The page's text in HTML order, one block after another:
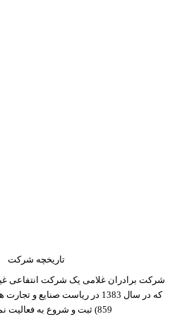
تاریخچه شرکت
شرکت برادران غلامی یک شرکت انتفاعی
859) ثبت و شروع به فعالیت نموده است.